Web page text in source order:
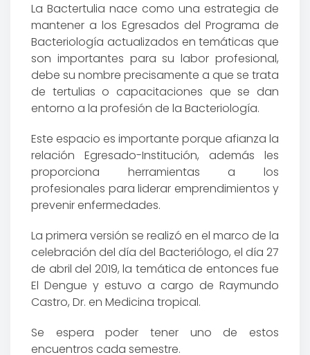
La Bactertulia nace como una estrategia de
mantener a los Egresados del Programa de
Bacteriología actualizados en temáticas que
son importantes para su labor profesional,
debe su nombre precisamente a que se trata
de tertulias o capacitaciones que se dan
entorno a la profesión de la Bacteriología.
Este espacio es importante porque afianza la
relación Egresado-Institución, además les
proporciona herramientas a los
profesionales para liderar emprendimientos y
prevenir enfermedades.
La primera versión se realizó en el marco de la
celebración del día del Bacteriólogo, el día 27
de abril del 2019, la temática de entonces fue
El Dengue y estuvo a cargo de Raymundo
Castro, Dr. en Medicina tropical.
Se espera poder tener uno de estos
encuentros cada semestre.